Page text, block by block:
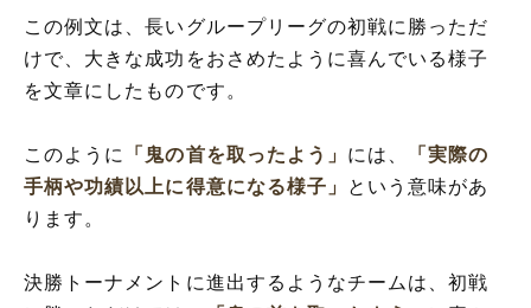
この例文は、長いグループリーグの初戦に勝っただ
けで、大きな成功をおさめたように喜んでいる様子
を文章にしたものです。
このように 「鬼の首を取ったよう」 には、
「実際の
手柄や功績以上に得意になる様子」
という意味があ
ります。
決勝トーナメントに進出するようなチームは、初戦